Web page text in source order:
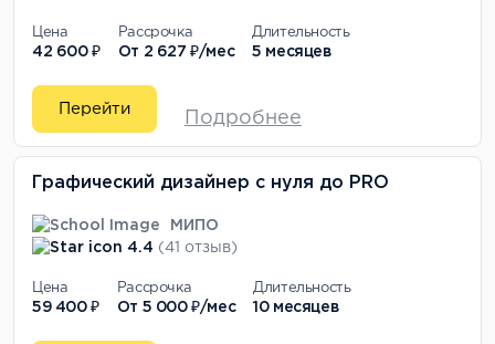
Цена
42 600 ₽
Рассрочка
От 2 627 ₽/мес
Длительность
5 месяцев
Перейти
Подробнее
Графический дизайнер с нуля до PRO
МИПО
4.4 (41 отзыв)
Цена
59 400 ₽
Рассрочка
От 5 000 ₽/мес
Длительность
10 месяцев